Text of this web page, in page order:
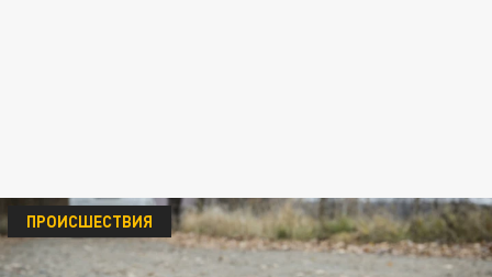
ПРОИСШЕСТВИЯ